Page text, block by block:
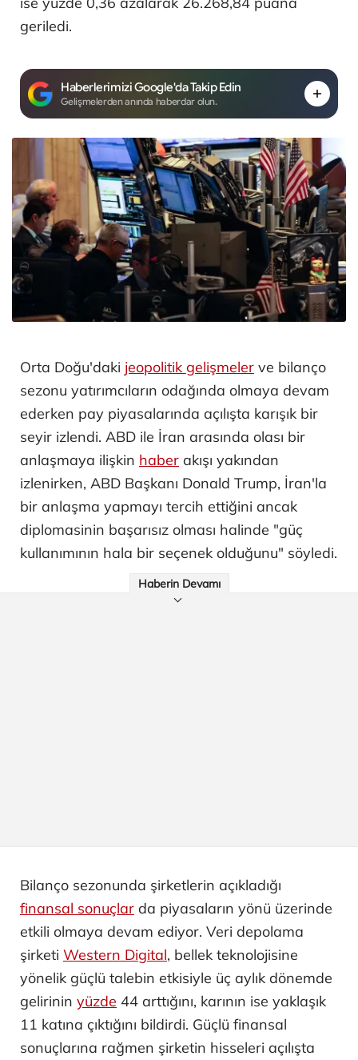
geriledi.
Haberlerimizi Google'da Takip Edin
Gelişmelerden anında haberdar olun.
Orta Doğu'daki jeopolitik gelişmeler ve bilanço
sezonu yatırımcıların odağında olmaya devam
ederken pay piyasalarında açılışta karışık bir
seyir izlendi. ABD ile İran arasında olası bir
anlaşmaya ilişkin haber akışı yakından
izlenirken, ABD Başkanı Donald Trump, İran'la
bir anlaşma yapmayı tercih ettiğini ancak
diplomasinin başarısız olması halinde "güç
kullanımının hala bir seçenek olduğunu" söyledi.
Haberin Devamı
Bilanço sezonunda şirketlerin açıkladığı
finansal sonuçlar da piyasaların yönü üzerinde
etkili olmaya devam ediyor. Veri depolama
şirketi Western Digital, bellek teknolojisine
yönelik güçlü talebin etkisiyle üç aylık dönemde
gelirinin yüzde 44 arttığını, karının ise yaklaşık
11 katına çıktığını bildirdi. Güçlü finansal
sonuçlarına rağmen şirketin hisseleri açılışta